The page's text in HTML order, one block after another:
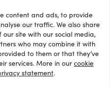
content and ads, to provide
our traffic. We also share
site with our social media,
who may combine it with
to them or that they’ve
services. More in ourcookie
statement.
πληρωμής